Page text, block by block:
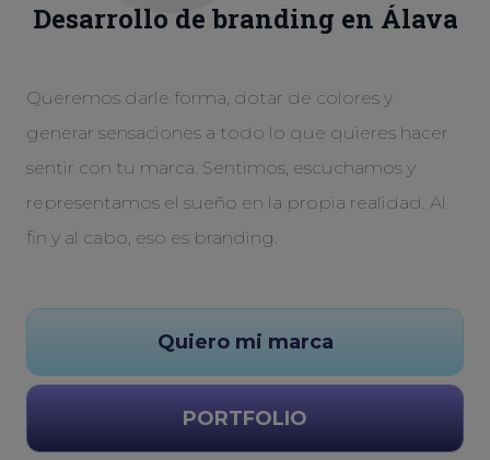
Desarrollo de branding en Álava
Queremos darle forma, dotar de colores y
generar sensaciones a todo lo que quieres hacer
sentir con tu marca. Sentimos, escuchamos y
representamos el sueño en la propia realidad. Al
fin y al cabo, eso es branding.
Quiero mi marca
PORTFOLIO